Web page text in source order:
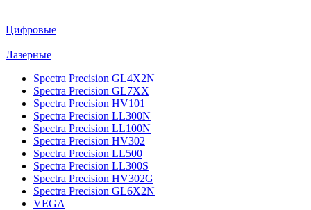
Цифровые
Лазерные
Spectra Precision GL4X2N
Spectra Precision GL7XX
Spectra Precision HV101
Spectra Precision LL300N
Spectra Precision LL100N
Spectra Precision HV302
Spectra Precision LL500
Spectra Precision LL300S
Spectra Precision HV302G
Spectra Precision GL6X2N
VEGA